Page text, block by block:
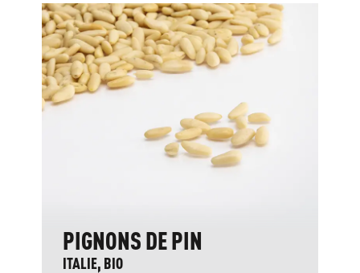
PIGNONS DE PIN
ITALIE, BIO